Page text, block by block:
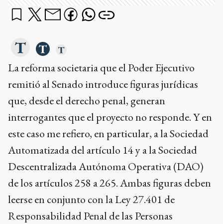
La reforma societaria que el Poder Ejecutivo
remitió al Senado introduce figuras jurídicas
que, desde el derecho penal, generan
interrogantes que el proyecto no responde. Y en
este caso me refiero, en particular, a la Sociedad
Automatizada del artículo 14 y a la Sociedad
Descentralizada Autónoma Operativa (DAO)
de los artículos 258 a 265. Ambas figuras deben
leerse en conjunto con la Ley 27.401 de
Responsabilidad Penal de las Personas